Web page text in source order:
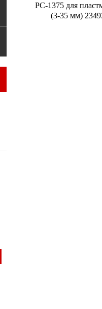
РС-1375 для
(3-35 мм)